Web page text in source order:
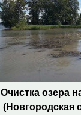
Очистка озера
(Новгородская